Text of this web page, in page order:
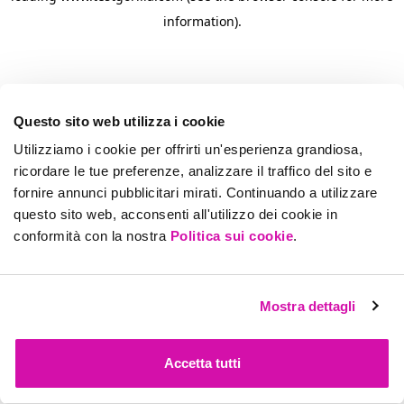
Questo sito web utilizza i cookie
Utilizziamo i cookie per offrirti un'esperienza grandiosa,
ricordare le tue preferenze, analizzare il traffico del sito e
fornire annunci pubblicitari mirati. Continuando a utilizzare
questo sito web, acconsenti all'utilizzo dei cookie in
conformità con la nostra Politica sui cookie.
Mostra dettagli
Accetta tutti
information).